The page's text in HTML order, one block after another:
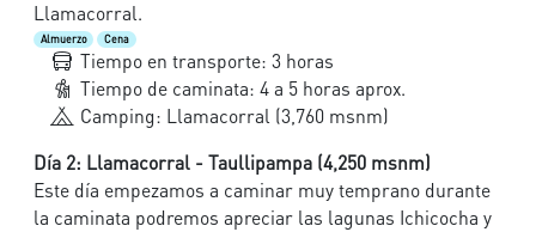
Llamacorral.
Almuerzo Cena
Tiempo en transporte: 3 horas
Tiempo de caminata: 4 a 5 horas aprox.
Camping: Llamacorral (3,760 msnm)
Día 2: Llamacorral - Taullipampa (4,250 msnm)
Este día empezamos a caminar muy temprano durante
la caminata podremos apreciar las lagunas Ichicocha y